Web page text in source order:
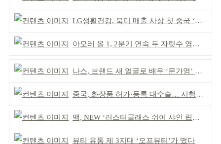
LG생활건강, 북미 매출 사상 첫 중국 ‘추월’
아모레 올 1, 2분기 연속 두 자릿수 영업이익률 기록
나스, 브랜드 새 얼굴로 배우 ‘문가영’ 발탁
중국, 화장품 허가·등록 대수술… 시험자료 공용 허용
맥, NEW ‘러스터글래스 쉬어 샤인 립스틱’ 출시
뷰티 유통 제 3지대 ‘오프뷰티’가 떴다